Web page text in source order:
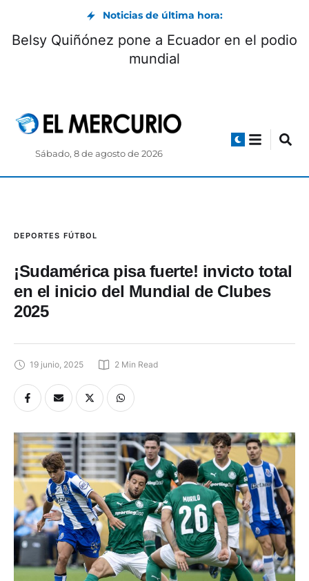
Noticias de última hora:
Belsy Quiñónez pone a Ecuador en el podio
mundial
Sábado, 8 de agosto de 2026
DEPORTES FÚTBOL
¡Sudamérica pisa fuerte! invicto total
en el inicio del Mundial de Clubes
2025
19 junio, 2025 2 Min Read